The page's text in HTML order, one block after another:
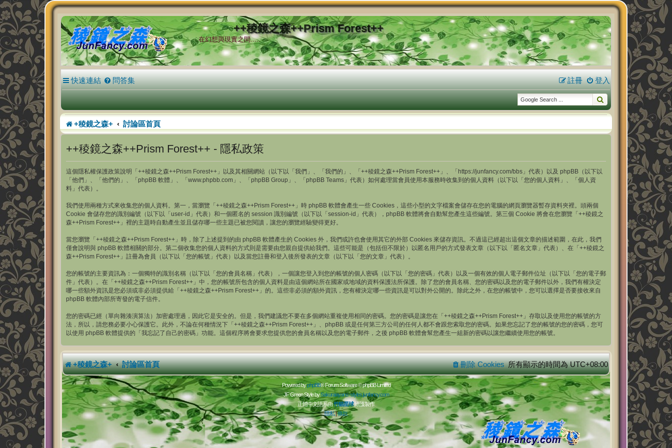
++稜鏡之森++Prism Forest++
在幻想與現實之間.....
快速連結 問答集 登入
註冊
+稜鏡之森+ 討論區首頁
++稜鏡之森++Prism Forest++ - 隱私政策
這個隱私權保護政策說明「++稜鏡之森++Prism Forest++」以及其相關網站（以下以「我們」、「我們的」、「++稜鏡之森++Prism Forest++」、「https://junfancy.com/bbs」代表）以及 phpBB（以下以
「他們」、「他們的」、「phpBB 軟體」、「www.phpbb.com」、「phpBB Group」、「phpBB Teams」代表）如何處理當會員使用本服務時收集到的個人資料（以下以「您的個人資料」、「個人資
料」代表）。
我們使用兩種方式來收集您的個人資料。第一，當瀏覽「++稜鏡之森++Prism Forest++」時 phpBB 軟體會產生一些 Cookies，這些小型的文字檔案會儲存在您的電腦的網頁瀏覽器暫存資料夾裡。頭兩個
Cookie 會儲存您的識別編號（以下以「user-id」代表）和一個匿名的 session 識別編號（以下以「session-id」代表），phpBB 軟體將會自動幫您產生這些編號。第三個 Cookie 將會在您瀏覽「++稜鏡之
森++Prism Forest++」裡的主題時自動產生並且儲存哪一些主題已被您閱讀，讓您的瀏覽經驗變得更好。
當您瀏覽「++稜鏡之森++Prism Forest++」時，除了上述提到的由 phpBB 軟體產生的 Cookies 外，我們或許也會使用其它的外部 Cookies 來儲存資訊。不過這已經超出這個文章的描述範圍，在此，我們
僅會說明與 phpBB 軟體相關的部分。第二個收集您的個人資料的方式則是需要由您親自提供給我們。這些可能是（包括但不限於）以匿名用戶的方式發表文章（以下以「匿名文章」代表）、在「++稜鏡之
森++Prism Forest++」註冊為會員（以下以「您的帳號」代表）以及當您註冊和登入後所發表的文章（以下以「您的文章」代表）。
您的帳號的主要資訊為：一個獨特的識別名稱（以下以「您的會員名稱」代表），一個讓您登入到您的帳號的個人密碼（以下以「您的密碼」代表）以及一個有效的個人電子郵件位址（以下以「您的電子郵
件」代表）。在「++稜鏡之森++Prism Forest++」中，您的帳號所包含的個人資料是由這個網站所在國家或地域的資料保護法所保護。除了您的會員名稱、您的密碼以及您的電子郵件以外，我們有權決定
哪一些額外資訊是您必須或非必須提供給「++稜鏡之森++Prism Forest++」的。這些非必須的額外資訊，您有權決定哪一些資訊是可以對外公開的。除此之外，在您的帳號中，您可以選擇是否要接收來自
phpBB 軟體內部所寄發的電子信件。
您的密碼已經（單向雜湊演算法）加密處理過，因此它是安全的。但是，我們建議您不要在多個網站重複使用相同的密碼。您的密碼是讓您在「++稜鏡之森++Prism Forest++」存取以及使用您的帳號的方
法，所以，請您務必要小心保護它。此外，不論在何種情況下「++稜鏡之森++Prism Forest++」、phpBB 或是任何第三方公司的任何人都不會跟您索取您的密碼。如果您忘記了您的帳號的您的密碼，您可
以使用 phpBB 軟體提供的「我忘記了自己的密碼」功能。這個程序將會要求您提供您的會員名稱以及您的電子郵件，之後 phpBB 軟體會幫您產生一組新的密碼以讓您繼續使用您的帳號。
+稜鏡之森+ 討論區首頁 所有顯示的時間為UTC+08:00
刪除 Cookies
Powered byphpBB® Forum Software © phpBB Limited
JF Green Style bySakuraiayano -styles.junfancy.com
正體中文語系由竹貓星球維護製作
隱私|條款